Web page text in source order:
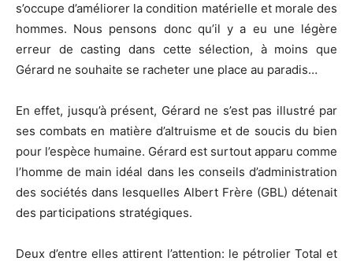
s’occupe d’améliorer la condition matérielle et morale des
hommes. Nous pensons donc qu’il y a eu une légère
erreur de casting dans cette sélection, à moins que
Gérard ne souhaite se racheter une place au paradis…
En effet, jusqu’à présent, Gérard ne s’est pas illustré par
ses combats en matière d’altruisme et de soucis du bien
pour l’espèce humaine. Gérard est surtout apparu comme
l’homme de main idéal dans les conseils d’administration
des sociétés dans lesquelles Albert Frère (GBL) détenait
des participations stratégiques.
Deux d’entre elles attirent l’attention: le pétrolier Total et